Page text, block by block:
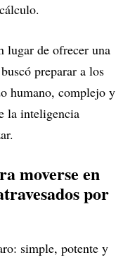
lugar de ofrecer una
preparar a los
humano, complejo y
la inteligencia
moverse en
por
simple, potente y